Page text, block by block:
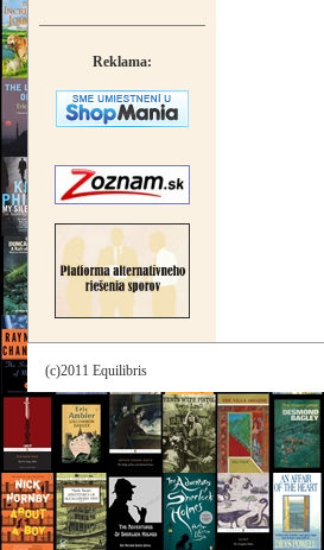
Reklama:
(c)2011 Equilibris